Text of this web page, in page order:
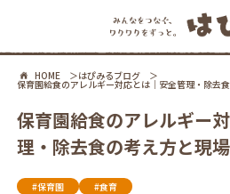
HOME はぴみるブログ
保育園給食のアレルギー対応とは｜安全管理・除去
保育園給食のアレルギー
理・除去食の考え方と現
#保育園
#食育